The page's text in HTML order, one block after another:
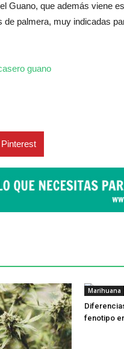
Guano, que además viene
palmera, muy indicadas
Pinterest
Marihuana
fenotipo